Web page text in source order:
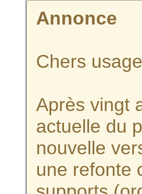
Annonce
Chers
Après vingt
actuelle du
nouvelle
une refonte